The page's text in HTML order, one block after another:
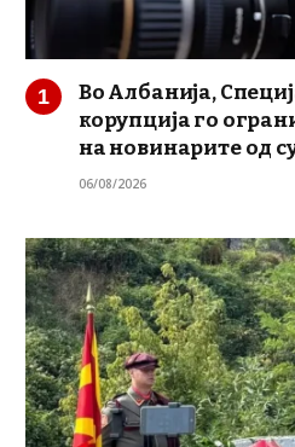
Во Албанија,
корупција го
на новинарите од
06/08/2026